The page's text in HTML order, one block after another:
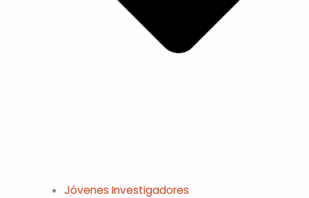
Jóvenes Investigadores